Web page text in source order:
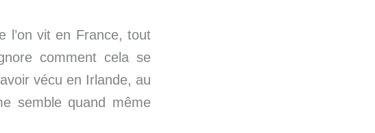
l’on vit en France, tout
comment cela se
vécu en Irlande, au
semble quand même